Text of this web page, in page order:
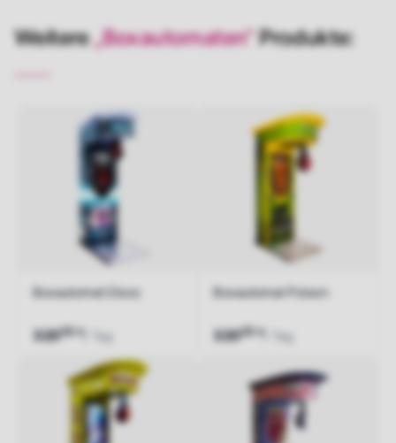
Weitere„Boxautomaten“Produkte:
Boxautomat Disco
32000 / Tag
Jetzt anfragen
Boxautomat Poison
32000 / Tag
Jetzt anfragen